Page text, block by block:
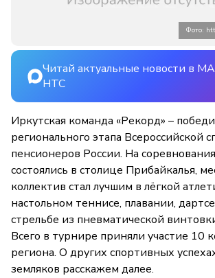
Фото:
Читай актуальные новости в
НТС
Иркутская команда «Рекорд» –
регионального этапа Всероссийской
пенсионеров России. На
состоялись в столице Прибайкалья,
коллектив стал лучшим в лёгкой
настольном теннисе, плавании,
стрельбе из пневматической
Всего в турнире приняли участие 10
региона. О других спортивных
земляков расскажем далее.